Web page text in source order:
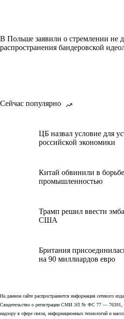
В Польше заявили о стремлении не
распространения бандеровской
Сейчас популярно
ЦБ назвал условие для
российской экономики
Китай обвинили в
промышленностью
Трамп решил ввести
США
Британия
на 90 миллиардов евро
На данном сайте распространяется информация сетевого
Свидетельство о регистрации СМИ ЭЛ № ФС 77 — 76391,
надзору в сфере связи, информационных технологий и